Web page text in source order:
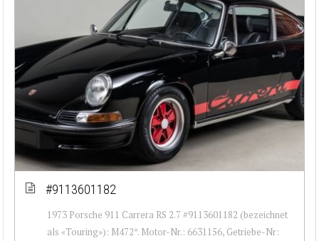
#9113601182
1973 Porsche 911 Carrera RS 2.7 #9113601182 (bezeichnet
als «Touring»): M472*. Motor-Nr.: 6631156, Getriebe-Nr: